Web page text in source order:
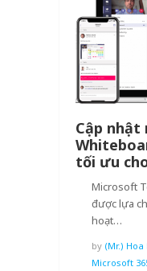
Cập nhật
tối ưu
Microsoft
được lựa
hoạt…
by (Mr.) Hoa
Microsoft